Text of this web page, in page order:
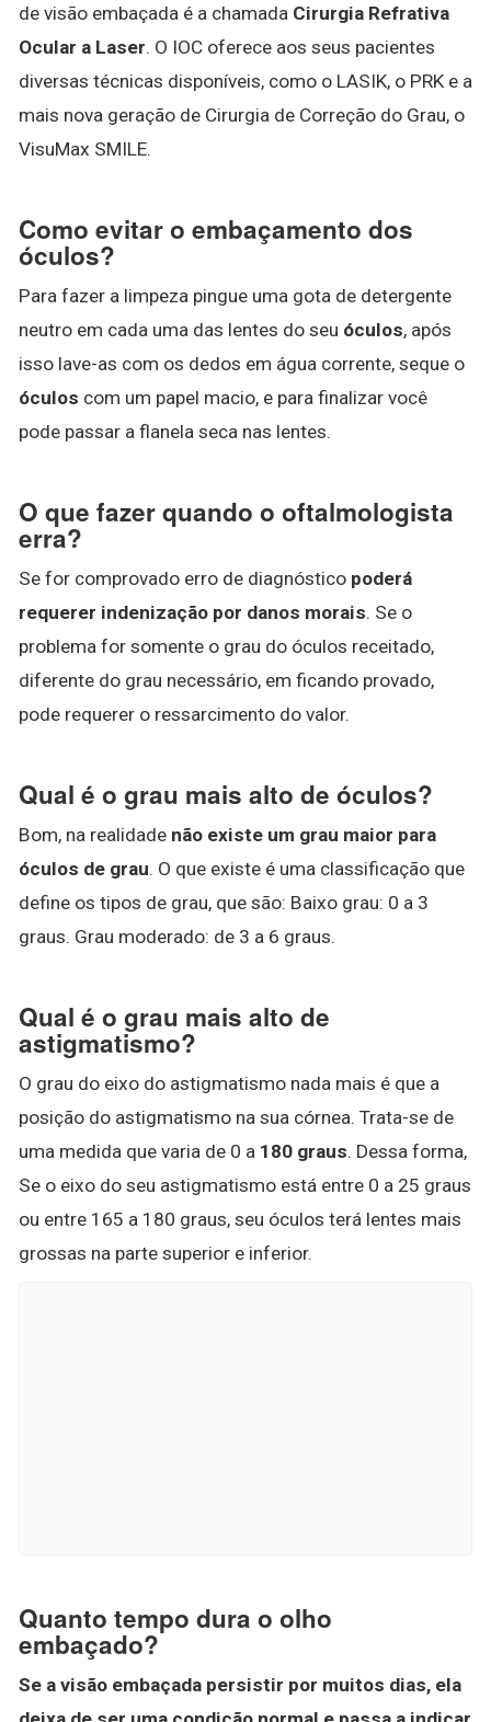
de visão embaçada é a chamada Cirurgia Refrativa
Ocular a Laser. O IOC oferece aos seus pacientes
diversas técnicas disponíveis, como o LASIK, o PRK e a
mais nova geração de Cirurgia de Correção do Grau, o
VisuMax SMILE.
Como evitar o embaçamento dos
óculos?
Para fazer a limpeza pingue uma gota de detergente
neutro em cada uma das lentes do seu óculos, após
isso lave-as com os dedos em água corrente, seque o
óculos com um papel macio, e para finalizar você
pode passar a flanela seca nas lentes.
O que fazer quando o oftalmologista
erra?
Se for comprovado erro de diagnóstico poderá
requerer indenização por danos morais. Se o
problema for somente o grau do óculos receitado,
diferente do grau necessário, em ficando provado,
pode requerer o ressarcimento do valor.
Qual é o grau mais alto de óculos?
Bom, na realidade não existe um grau maior para
óculos de grau. O que existe é uma classificação que
define os tipos de grau, que são: Baixo grau: 0 a 3
graus. Grau moderado: de 3 a 6 graus.
Qual é o grau mais alto de
astigmatismo?
O grau do eixo do astigmatismo nada mais é que a
posição do astigmatismo na sua córnea. Trata-se de
uma medida que varia de 0 a 180 graus. Dessa forma,
Se o eixo do seu astigmatismo está entre 0 a 25 graus
ou entre 165 a 180 graus, seu óculos terá lentes mais
grossas na parte superior e inferior.
Quanto tempo dura o olho
embaçado?
Se a visão embaçada persistir por muitos dias, ela